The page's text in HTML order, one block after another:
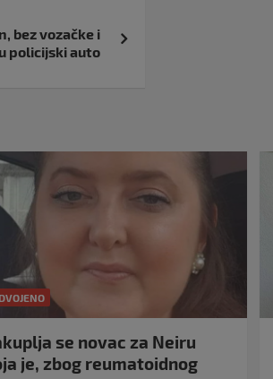
bez vozačke i
policijski auto
se novac za Neiru
je, zbog reumatoidnog